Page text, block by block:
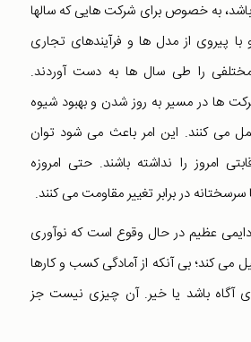
به خصوص برای شرکت هایی که سالها
پیروی از مدل ها و فرآیندهای تجاری
را طی سال ها به دست آوردند.
ها در مسیر به روز شدن و بهبود شیوه
می کنند. این امر باعث می شود توان
امروز را نداشته باشند. حتی امروزه
در برابر تغییر مقاومت می کنند.
عظیم در حال وقوع است که نوآوری
می کند؛ بی آنکه از آمادگی کسب و کارها
آگاه باشد یا خیر. آن چیزی نیست جز